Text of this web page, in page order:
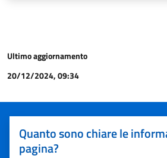
Ultimo aggiornamento
20/12/2024, 09:34
Quanto sono chiare le
pagina?